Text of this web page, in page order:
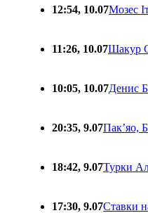
12:54, 10.07Мозес
11:26, 10.07Шакур
10:05, 10.07Денис
20:35, 9.07Пакʼяо,
18:42, 9.07Турки
17:30, 9.07Ставки